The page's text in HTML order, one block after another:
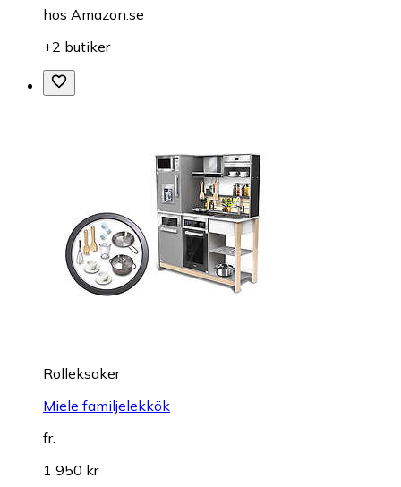
hos Amazon.se
+2 butiker
Rolleksaker
Miele familjelekkök
fr.
1 950 kr